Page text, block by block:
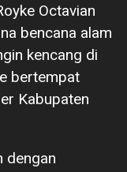
Octavian
bencana alam
kencang di
bertempat
Kabupaten
dengan